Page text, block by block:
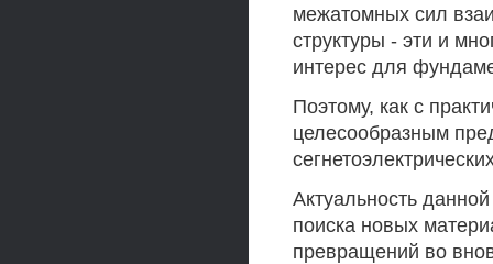
межатомных сил
структуры - эти и
интерес для
Поэтому, как с
целесообразным
Актуальность
поиска новых
превращений во